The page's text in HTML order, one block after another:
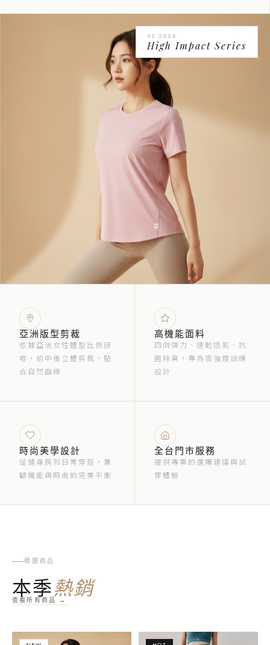
SS 2026
High Impact Series
亞洲版型剪裁
依據亞洲女性體型比例研
發，前中後立體剪裁，貼
合自然曲線
高機能面料
四向彈力、速乾透氣、抗
菌除臭，專為高強度訓練
設計
時尚美學設計
從健身房到日常穿搭，兼
顧機能與時尚的完美平衡
全台門市服務
提供專業的選購建議與試
穿體驗
精選商品
本季熱銷
查看所有商品 →